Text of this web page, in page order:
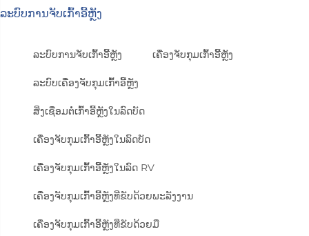
ລະບົບການຈັບເກົ້າອີ້ຫຼັງ
ລະບົບການຈັບເກົ້າອີ້ຫຼັງ ເຄື່ອງຈັບກຸມເກົ້າອີ້ຫຼັງ
ລະບົບເຄື່ອງຈັບກຸມເກົ້າອີ້ຫຼັງ
ສິ່ງເຊື່ອມຕໍ່ເກົ້າອີ້ຫຼັງໃນລົດບັດ
ເຄື່ອງຈັບກຸມເກົ້າອີ້ຫຼັງໃນລົດບັດ
ເຄື່ອງຈັບກຸມເກົ້າອີ້ຫຼັງໃນລົດ RV
ເຄື່ອງຈັບກຸມເກົ້າອີ້ຫຼັງທີ່ຂັບດ້ວຍພະລັງງານ
ເຄື່ອງຈັບກຸມເກົ້າອີ້ຫຼັງທີ່ຂັບດ້ວຍມື